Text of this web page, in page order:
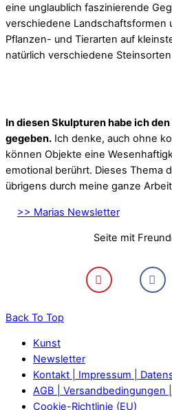
eine unglaublich faszinierende
verschiedene Landschaftsformen
Pflanzen- und Tierarten auf
natürlich verschiedene
In diesen Skulpturen habe ich
gegeben. Ich denke, auch ohne
können Objekte eine
emotional berührt. Dieses Thema
übrigens durch meine ganze
>> Marias Newsletter
Seite mit
Back To Top
Kunst
Newsletter
Kontakt | Impressum |
AGB | Versandbedingungen
Cookie-Richtlinie (EU)